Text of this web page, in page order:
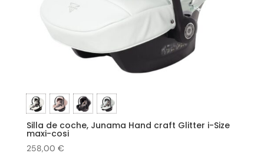
Silla de coche, Junama Hand craft Glitter i-Size
maxi-cosi
258,00 €